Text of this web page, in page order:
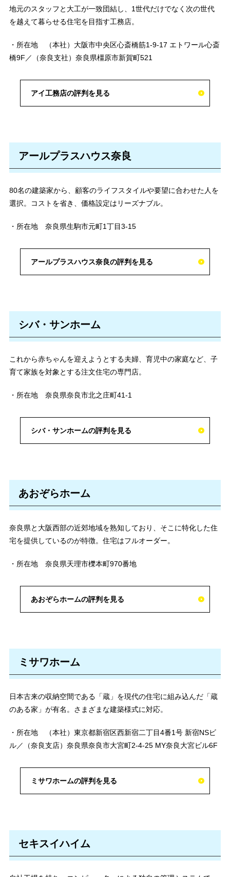
地元のスタッフと大工が一致団結し、1世代だけでなく次の世代
を越えて暮らせる住宅を目指す工務店。
・所在地 （本社）大阪市中央区心斎橋筋1-9-17 エトワール心斎
橋9F／（奈良支社）奈良県橿原市新賀町521
アイ工務店の評判を見る
アールプラスハウス奈良
80名の建築家から、顧客のライフスタイルや要望に合わせた人を
選択。コストを省き、価格設定はリーズナブル。
・所在地 奈良県生駒市元町1丁目3-15
アールプラスハウス奈良の評判を見る
シバ・サンホーム
これから赤ちゃんを迎えようとする夫婦、育児中の家庭など、子
育て家族を対象とする注文住宅の専門店。
・所在地 奈良県奈良市北之庄町41-1
シバ・サンホームの評判を見る
あおぞらホーム
奈良県と大阪西部の近郊地域を熟知しており、そこに特化した住
宅を提供しているのが特徴。住宅はフルオーダー。
・所在地 奈良県天理市櫟本町970番地
あおぞらホームの評判を見る
ミサワホーム
日本古来の収納空間である「蔵」を現代の住宅に組み込んだ「蔵
のある家」が有名。さまざまな建築様式に対応。
・所在地 （本社）東京都新宿区西新宿二丁目4番1号 新宿NSビ
ル／（奈良支店）奈良県奈良市大宮町2-4-25 MY奈良大宮ビル6F
ミサワホームの評判を見る
セキスイハイム